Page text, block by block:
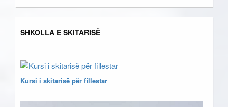
SHKOLLA E SKITARISË
Kursi i skitarisë për fillestar